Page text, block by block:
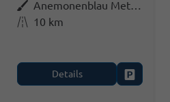
Außenfarbe
Kilometerstand 10 km
Details